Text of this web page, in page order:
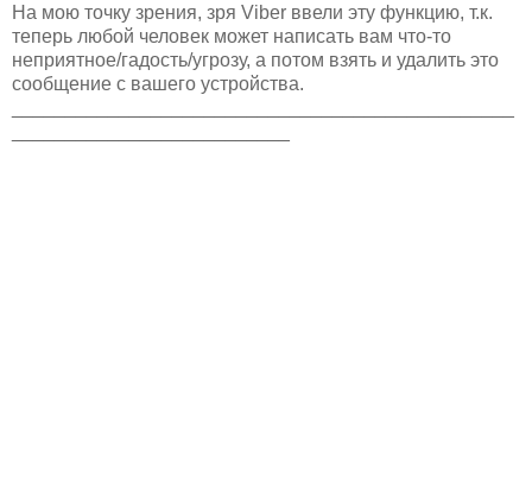
На мою точку зрения, зря Viber ввели эту функцию, т.к.
теперь любой человек может написать вам что-то
неприятное/гадость/угрозу, а потом взять и удалить это
сообщение с вашего устройства.